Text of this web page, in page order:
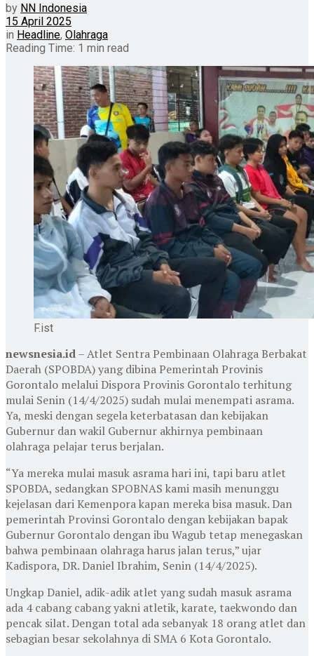
by NN Indonesia
15 April 2025
in Headline, Olahraga
Reading Time: 1 min read
F.ist
newsnesia.id– Atlet Sentra Pembinaan Olahraga Berbakat
Daerah (SPOBDA) yang dibina Pemerintah Provinis
Gorontalo melalui Dispora Provinis Gorontalo terhitung
mulai Senin (14/4/2025) sudah mulai menempati asrama.
Ya, meski dengan segela keterbatasan dan kebijakan
Gubernur dan wakil Gubernur akhirnya pembinaan
olahraga pelajar terus berjalan.
“Ya mereka mulai masuk asrama hari ini, tapi baru atlet
SPOBDA, sedangkan SPOBNAS kami masih menunggu
kejelasan dari Kemenpora kapan mereka bisa masuk. Dan
pemerintah Provinsi Gorontalo dengan kebijakan bapak
Gubernur Gorontalo dengan ibu Wagub tetap menegaskan
bahwa pembinaan olahraga harus jalan terus,” ujar
Kadispora, DR. Daniel Ibrahim, Senin (14/4/2025).
Ungkap Daniel, adik-adik atlet yang sudah masuk asrama
ada 4 cabang cabang yakni atletik, karate, taekwondo dan
pencak silat. Dengan total ada sebanyak 18 orang atlet dan
sebagian besar sekolahnya di SMA 6 Kota Gorontalo.